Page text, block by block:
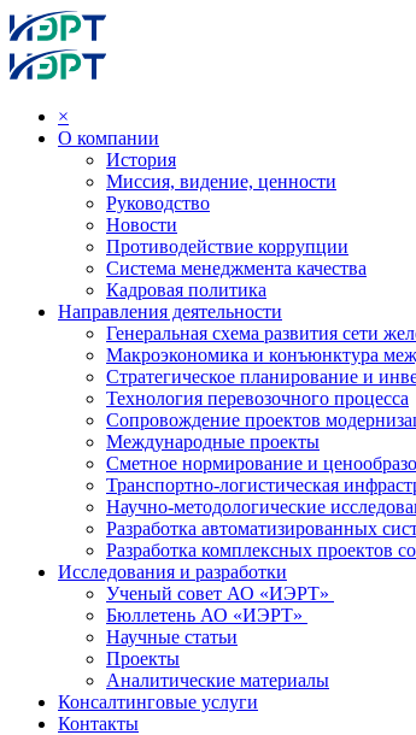
×
О компании
История
Миссия, видение, ценности
Руководство
Новости
Противодействие коррупции
Система менеджмента качества
Кадровая политика
Направления деятельности
Генеральная схема развития сети
Макроэкономика и конъюнктура
Стратегическое планирование и
Технология перевозочного процесса
Сопровождение проектов
Международные проекты
Сметное нормирование и
Транспортно-логистическая
Научно-методологические
Разработка автоматизированных
Разработка комплексных проектов
Исследования и разработки
Ученый совет АО «ИЭРТ»
Бюллетень АО «ИЭРТ»
Научные статьи
Проекты
Аналитические материалы
Консалтинговые услуги
Контакты